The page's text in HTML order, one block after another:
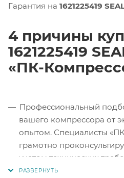
Гарантия на 1621225419
4 причины
1621225419
«ПК-
Профессиональный
вашего компрессора от
опытом. Специалисты
грамотно
учетом технических
вас время.